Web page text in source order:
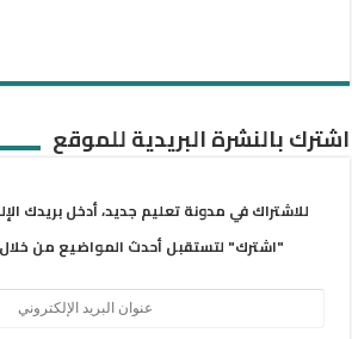
اشترك بالنشرة البريدية للموقع
للاشتراك في مدونة تعليم جديد، أدخل بريدك
"اشترك" لتستقبل أحدث المواضيع من خلال